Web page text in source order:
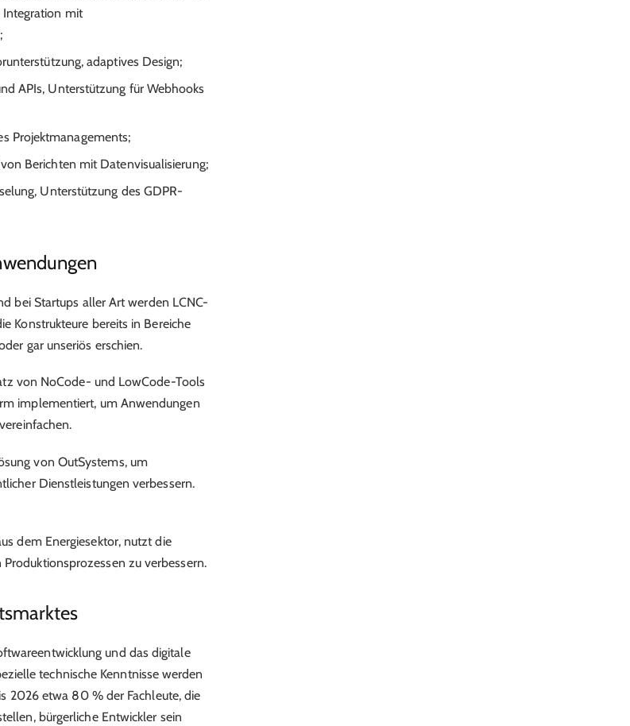
Integration mit
adaptives Design;
APIs, Unterstützung für Webhooks
Projektmanagements;
Berichten mit Datenvisualisierung;
Unterstützung des GDPR-
bei Startups aller Art werden LCNC-
Konstrukteure bereits in Bereiche
gar unseriös erschien.
von NoCode- und LowCode-Tools
implementiert, um Anwendungen
von OutSystems, um
Dienstleistungen verbessern.
dem Energiesektor, nutztdie
zu verbessern.
und das digitale
technische Kenntnisse werden
2026 etwa 80 % der Fachleute, die
bürgerliche Entwickler sein